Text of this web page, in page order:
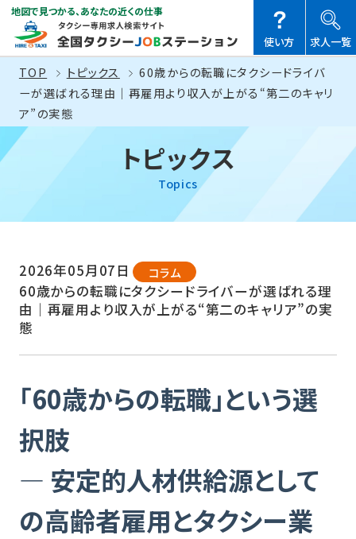
地図で見つかる、あなたの近くの仕事
使い方 求人一覧
TOP トピックス
60歳からの転職にタクシードライバ
ーが選ばれる理由｜再雇用より収入が上がる“第二のキャリ
ア”の実態
トピックス
Topics
2026年05月07日 コラム
60歳からの転職にタクシードライバーが選ばれる理
由｜再雇用より収入が上がる“第二のキャリア”の実
態
「60歳からの転職」という選
択肢
― 安定的人材供給源として
の高齢者雇用とタクシー業